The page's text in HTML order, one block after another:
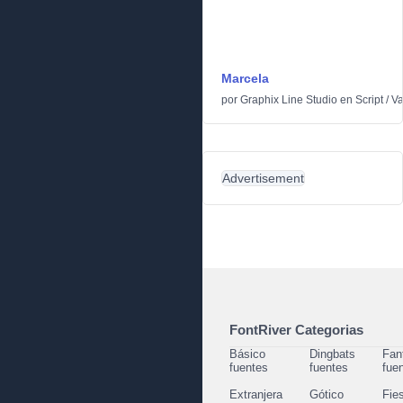
Marcela
por Graphix Line Studio en Script/
Advertisement
FontRiver Categorias
Básico
fuentes
Dingbats
fuentes
Extranjera
Gótico